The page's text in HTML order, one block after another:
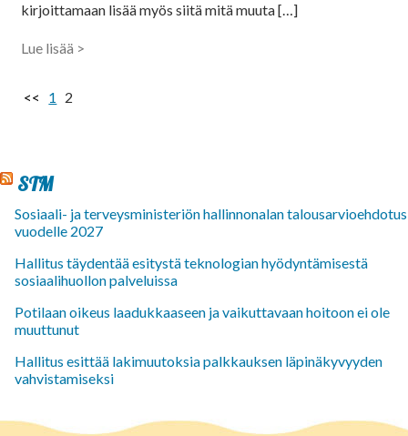
kirjoittamaan lisää myös siitä mitä muuta […]
Lue lisää >
<< 1 2
STM
Sosiaali- ja terveysministeriön hallinnonalan talousarvioehdotus
vuodelle 2027
Hallitus täydentää esitystä teknologian hyödyntämisestä
sosiaalihuollon palveluissa
Potilaan oikeus laadukkaaseen ja vaikuttavaan hoitoon ei ole
muuttunut
Hallitus esittää lakimuutoksia palkkauksen läpinäkyvyyden
vahvistamiseksi